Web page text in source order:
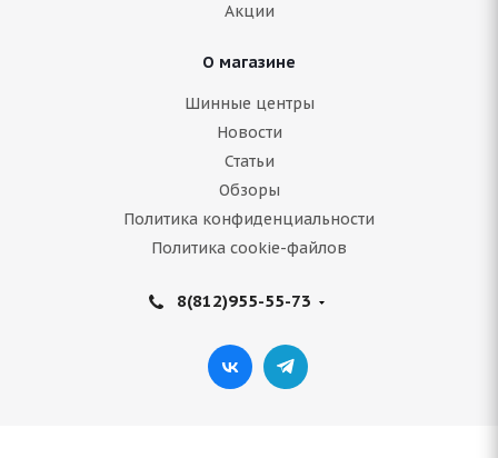
ARIVO Carlorful A/S 225/50 R17 98W
В наличии (менее 4 шт.)
Акции
О магазине
Шинные центры
Новости
Статьи
Обзоры
Политика конфиденциальности
Политика cookie-файлов
8(812)955-55-73